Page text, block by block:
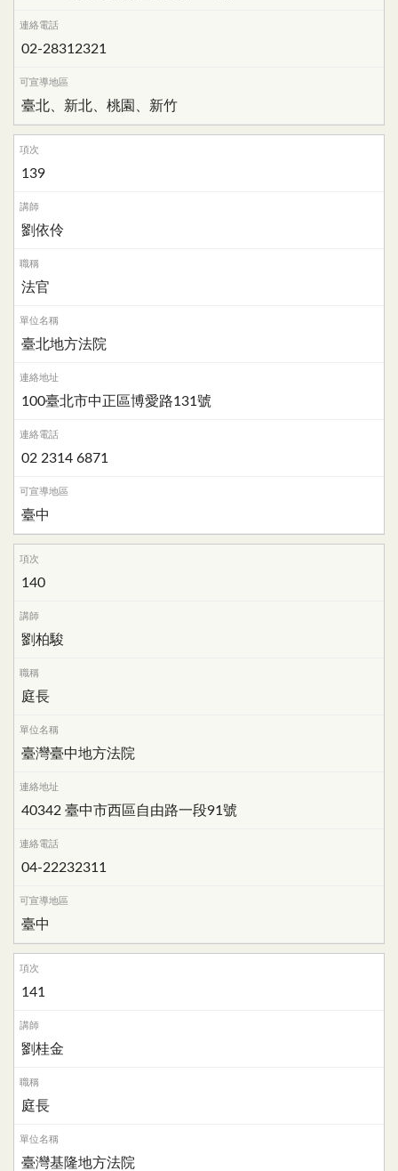
02-28312321
臺北、新北、桃園、新竹
139
劉依伶
法官
臺北地方法院
100臺北市中正區博愛路131號
02 2314 6871
臺中
140
劉柏駿
庭長
臺灣臺中地方法院
40342 臺中市西區自由路一段91號
04-22232311
臺中
141
劉桂金
庭長
臺灣基隆地方法院